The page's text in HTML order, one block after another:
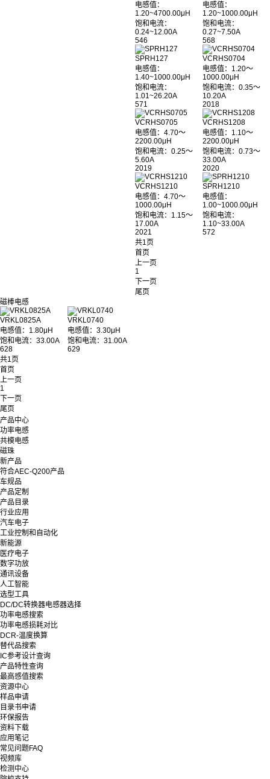
电感值：
1.20~4700.00μH
饱和电流：
0.24~12.00A
546
电感值：
1.20~1000.00μH
饱和电流：
0.27~7.50A
568
SPRH127
电感值：
1.40~1000.00μH
饱和电流：
1.01~26.20A
571
VCRHS0704
电感值：1.20～
1000.00μH
饱和电流：0.35～
10.20A
2018
VCRHS0705
电感值：4.70～
2200.00μH
饱和电流：0.25～
5.60A
2019
VCRHS1208
电感值：1.10～
2200.00μH
饱和电流：0.73～
33.00A
2020
VCRHS1210
电感值：4.70～
1000.00μH
饱和电流：1.15～
17.00A
2021
SPRH1210
电感值：
1.00~1000.00μH
饱和电流：
1.10~33.00A
572
共1页
首页
上一页
1
下一页
尾页
磁棒电感
VRKL0825A
电感值：1.80μH
饱和电流：33.00A
628
VRKL0740
电感值：3.30μH
饱和电流：31.00A
629
共1页
首页
上一页
1
下一页
尾页
产品中心
功率电感
共模电感
磁珠
新产品
符合AEC-Q200产品
车规品
产品定制
产品目录
行业应用
汽车电子
工业控制和自动化
新能源
医疗电子
数字功放
通讯设备
人工智能
选型工具
DC/DC转换器电感器选择
功率电感搜索
功率电感损耗对比
DCR-温度换算
替代品搜索
IC参考设计查询
产品特性查询
最高感值搜索
资源中心
样品申请
目录书申请
环保报告
资料下载
应用笔记
常见问题FAQ
视频库
检测中心